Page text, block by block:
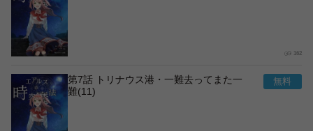
162
第7話 トリナウス港・一難去ってまた一
難(11)